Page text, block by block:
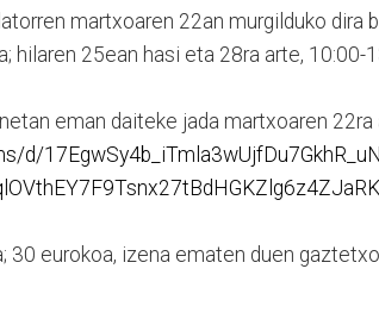
martxoaren 22an murgilduko dira
hilaren 25ean hasi eta 28ra arte, 10:00-
eman daiteke jada martxoaren 22ra
d/
30 eurokoa, izena ematen duen